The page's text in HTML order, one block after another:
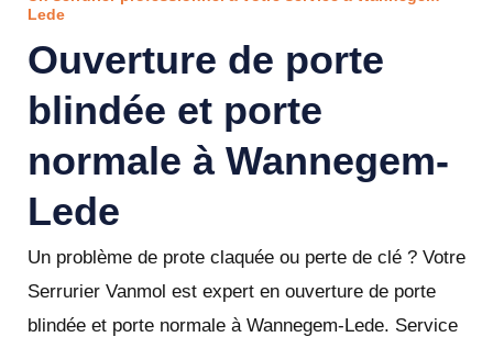
Lede
Ouverture de porte
blindée et porte
normale à Wannegem-
Lede
Un problème de prote claquée ou perte de clé ? Votre
Serrurier Vanmol est expert en ouverture de porte
blindée et porte normale à Wannegem-Lede. Service